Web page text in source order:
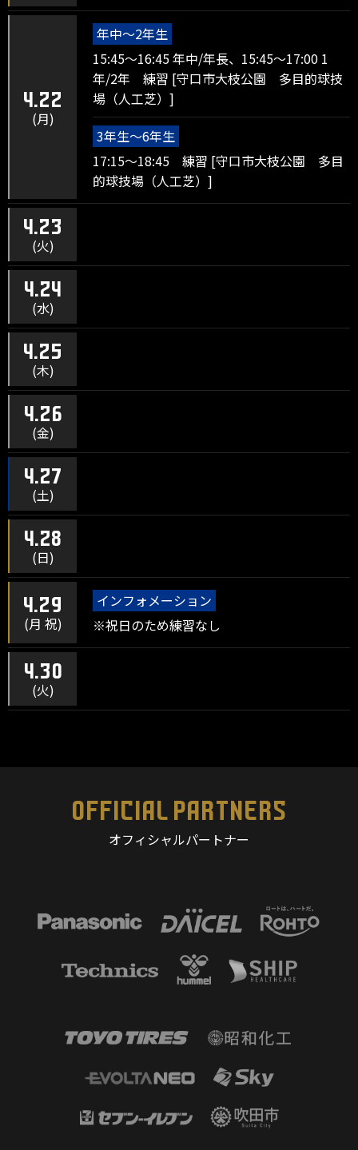
4.22
(月)
年中～2年生
15:45～16:45 年中/年長、15:45～17:00 1
年/2年 練習 [守口市大枝公園 多目的球技
場（人工芝）]
3年生～6年生
17:15～18:45 練習 [守口市大枝公園 多目
的球技場（人工芝）]
4.23
(火)
4.24
(水)
4.25
(木)
4.26
(金)
4.27
(土)
4.28
(日)
4.29
(月 祝)
インフォメーション
※祝日のため練習なし
4.30
(火)
OFFICIAL PARTNERS
オフィシャルパートナー